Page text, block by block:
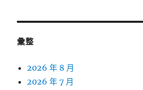
彙整
2026 年 8 月
2026 年 7 月